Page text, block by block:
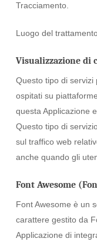
Tracciamento.
Luogo del
Visualizzazione di
Questo tipo di servizi
ospitati su
questa Applicazione
Questo tipo di
sul traffico web
anche quando gli
Font Awesome
Font Awesome è un
carattere gestito da
Applicazione di